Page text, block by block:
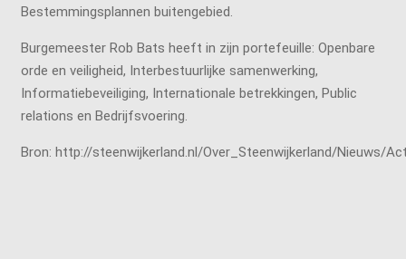
Bestemmingsplannen buitengebied.
Burgemeester Rob Bats heeft in zijn portefeuille: Openbare
orde en veiligheid, Interbestuurlijke samenwerking,
Informatiebeveiliging, Internationale betrekkingen, Public
relations en Bedrijfsvoering.
Bron: http://steenwijkerland.nl/Over_Steenwijkerland/Nieuws/